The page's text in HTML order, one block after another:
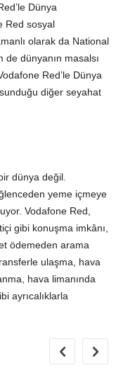
Dünya
Red sosyal
olarak da National
dünyanın masalsı
Red’le Dünya
diğer seyahat
dünya değil.
yeme içmeye
Vodafone Red,
gibi konuşma imkânı,
ödemeden arama
ulaşma, hava
hava limanında
ayrıcalıklarla